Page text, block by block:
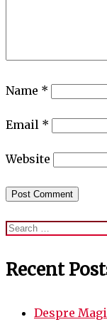
Name *
Email *
Website
Search
Recent
Despre